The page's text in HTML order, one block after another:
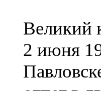
Великий
2 июня